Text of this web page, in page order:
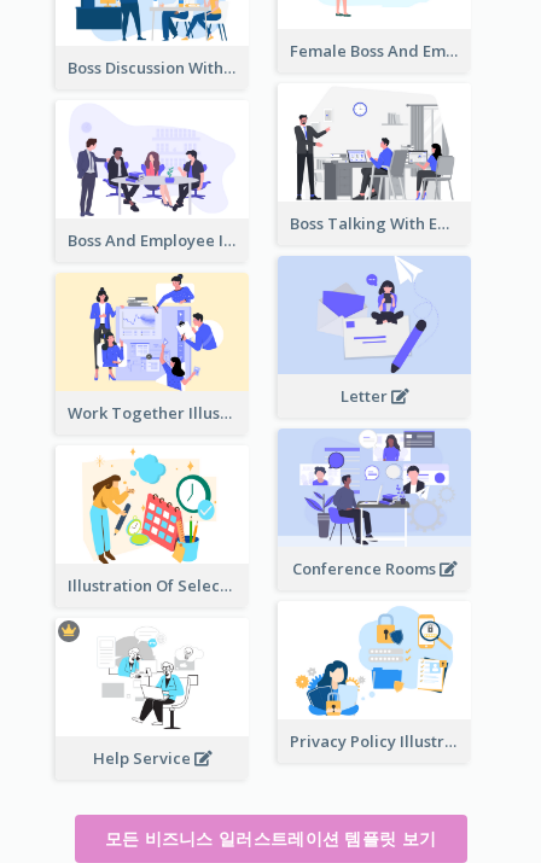
Female Boss And Employee Illustration
Boss Discussion With Employee Illustration
Boss Talking With Employee Illustration
Boss And Employee Illustration
Letter
Work Together Illustration
Conference Rooms
Illustration Of Select Date & Time
Privacy Policy Illustration
Help Service
모든 비즈니스 일러스트레이션 템플릿 보기